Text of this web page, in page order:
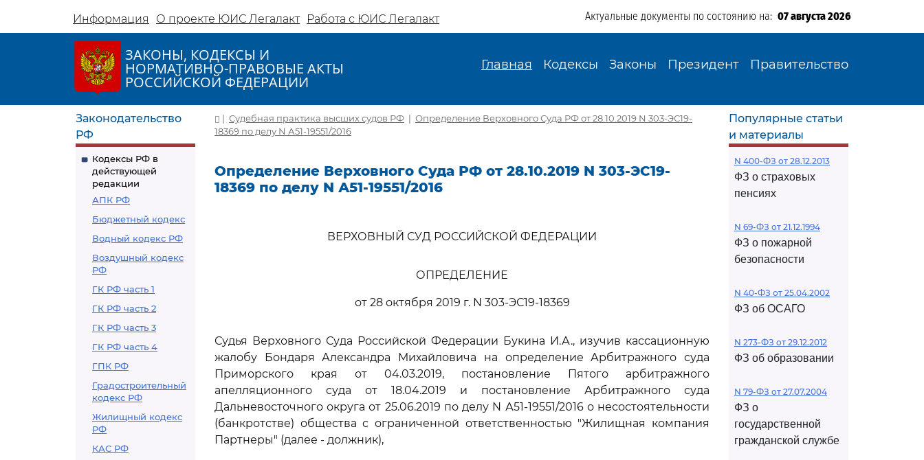
Информация О проекте ЮИС Легалакт Работа с ЮИС Легалакт Актуальные документы по состоянию на: 07 августа 2026
ЗАКОНЫ, КОДЕКСЫ И
НОРМАТИВНО-ПРАВОВЫЕ АКТЫ
РОССИЙСКОЙ ФЕДЕРАЦИИ
Главная Кодексы Законы Президент Правительство
Законодательство
РФ
Кодексы РФ в
действующей
редакции
АПК РФ
Бюджетный кодекс
Водный кодекс РФ
Воздушный кодекс
РФ
ГК РФ часть 1
ГК РФ часть 2
ГК РФ часть 3
ГК РФ часть 4
ГПК РФ
Градостроительный
кодекс РФ
Жилищный кодекс
РФ
КАС РФ
| Судебная практика высших судов РФ | Определение Верховного Суда РФ от 28.10.2019 N 303-ЭС19-
18369 по делу N А51-19551/2016
Определение Верховного Суда РФ от 28.10.2019 N 303-ЭС19-
18369 по делу N А51-19551/2016
ВЕРХОВНЫЙ СУД РОССИЙСКОЙ ФЕДЕРАЦИИ
ОПРЕДЕЛЕНИЕ
от 28 октября 2019 г. N 303-ЭС19-18369
Судья Верховного Суда Российской Федерации Букина И.А., изучив кассационную
жалобу Бондаря Александра Михайловича на определение Арбитражного суда
Приморского края от 04.03.2019, постановление Пятого арбитражного
апелляционного суда от 18.04.2019 и постановление Арбитражного суда
Дальневосточного округа от 25.06.2019 по делу N А51-19551/2016 о несостоятельности
(банкротстве) общества с ограниченной ответственностью "Жилищная компания
Партнеры" (далее - должник),
Популярные статьи
и материалы
N 400-ФЗ от 28.12.2013
ФЗ о страховых
пенсиях
N 69-ФЗ от 21.12.1994
ФЗ о пожарной
безопасности
N 40-ФЗ от 25.04.2002
ФЗ об ОСАГО
N 273-ФЗ от 29.12.2012
ФЗ об образовании
N 79-ФЗ от 27.07.2004
ФЗ о
государственной
гражданской службе